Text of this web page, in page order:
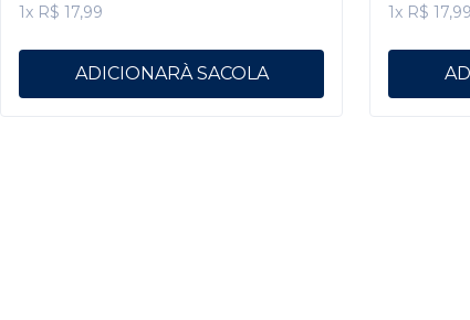
1x R$ 17,99
ADICIONAR
1x R$ 17,99